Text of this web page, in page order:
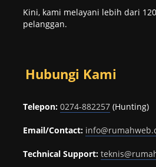
Kini, kami melayani lebih dari
pelanggan.
Hubungi Kami
Telepon: 0274-882257 (Hunting)
Email/Contact:
Technical Support: